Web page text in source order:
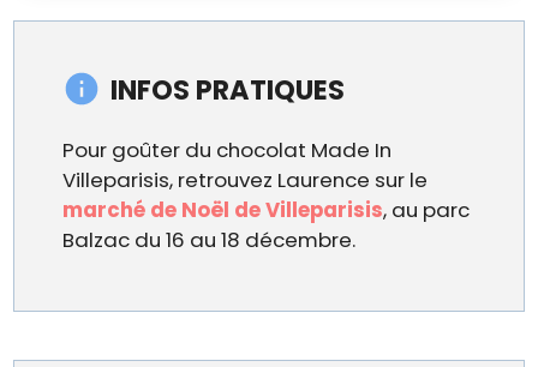
INFOS PRATIQUES
Pour goûter du chocolat Made In
Villeparisis, retrouvez Laurence sur le
marché de Noël de Villeparisis, au parc
Balzac du 16 au 18 décembre.